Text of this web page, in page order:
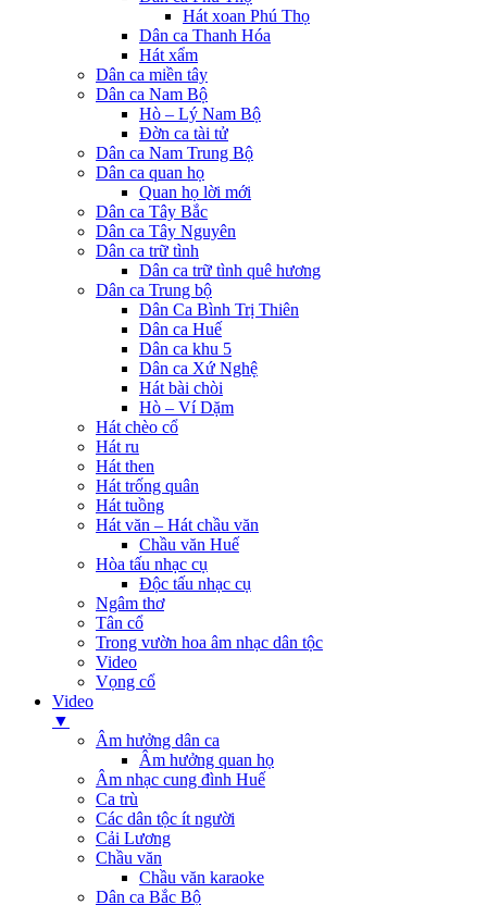
Hát xoan Phú Thọ
Dân ca Thanh Hóa
Hát xẩm
Dân ca miền tây
Dân ca Nam Bộ
Hò – Lý Nam Bộ
Đờn ca tài tử
Dân ca Nam Trung Bộ
Dân ca quan họ
Quan họ lời mới
Dân ca Tây Bắc
Dân ca Tây Nguyên
Dân ca trữ tình
Dân ca trữ tình quê hương
Dân ca Trung bộ
Dân Ca Bình Trị Thiên
Dân ca Huế
Dân ca khu 5
Dân ca Xứ Nghệ
Hát bài chòi
Hò – Ví Dặm
Hát chèo cổ
Hát ru
Hát then
Hát trống quân
Hát tuồng
Hát văn – Hát chầu văn
Chầu văn Huế
Hòa tấu nhạc cụ
Độc tấu nhạc cụ
Ngâm thơ
Tân cổ
Trong vườn hoa âm nhạc dân tộc
Video
Vọng cổ
Video
▼
Âm hưởng dân ca
Âm hưởng quan họ
Âm nhạc cung đình Huế
Ca trù
Các dân tộc ít người
Cải Lương
Chầu văn
Chầu văn karaoke
Dân ca Bắc Bộ